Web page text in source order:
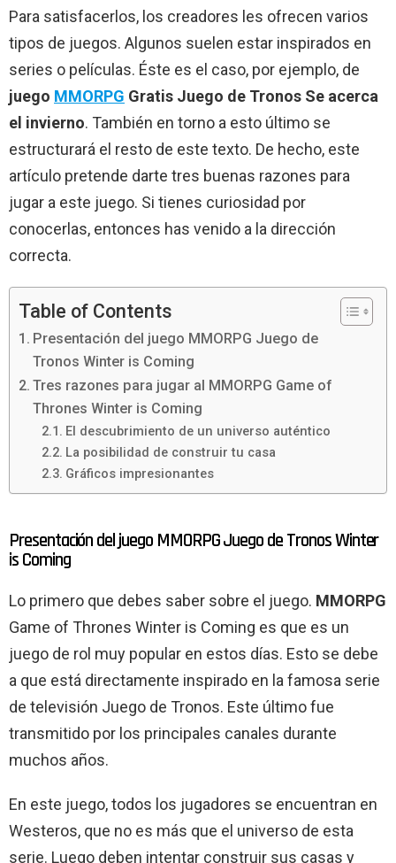
Para satisfacerlos, los creadores les ofrecen varios
tipos de juegos. Algunos suelen estar inspirados en
series o películas. Éste es el caso, por ejemplo, de
juego MMORPG Gratis Juego de Tronos Se acerca
el invierno. También en torno a esto último se
estructurará el resto de este texto. De hecho, este
artículo pretende darte tres buenas razones para
jugar a este juego. Si tienes curiosidad por
conocerlas, entonces has venido a la dirección
correcta.
Table of Contents
Presentación del juego MMORPG Juego de
Tronos Winter is Coming
Tres razones para jugar al MMORPG Game of
Thrones Winter is Coming
El descubrimiento de un universo auténtico
La posibilidad de construir tu casa
Gráficos impresionantes
Presentación del juego MMORPG Juego de Tronos Winter
is Coming
Lo primero que debes saber sobre el juego. MMORPG
Game of Thrones Winter is Coming es que es un
juego de rol muy popular en estos días. Esto se debe
a que está directamente inspirado en la famosa serie
de televisión Juego de Tronos. Este último fue
transmitido por los principales canales durante
muchos años.
En este juego, todos los jugadores se encuentran en
Westeros, que no es más que el universo de esta
serie. Luego deben intentar construir sus casas y